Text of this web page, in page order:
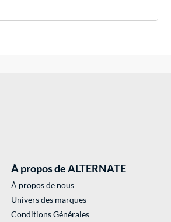
À propos de ALTERNATE
À propos de nous
Univers des marques
Conditions Générales